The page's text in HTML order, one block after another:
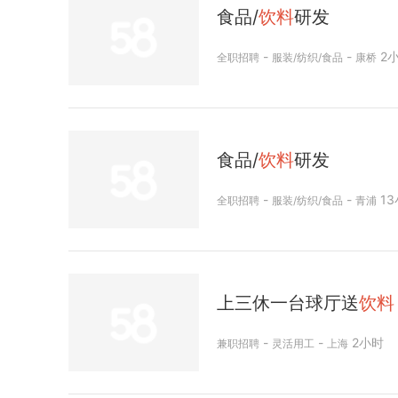
食品/饮料研发
全职招聘 - 服装/纺织/食品 - 康桥 2
食品/饮料研发
全职招聘 - 服装/纺织/食品 - 青浦 13
上三休一台球厅送饮料
兼职招聘 - 灵活用工 - 上海 2小时